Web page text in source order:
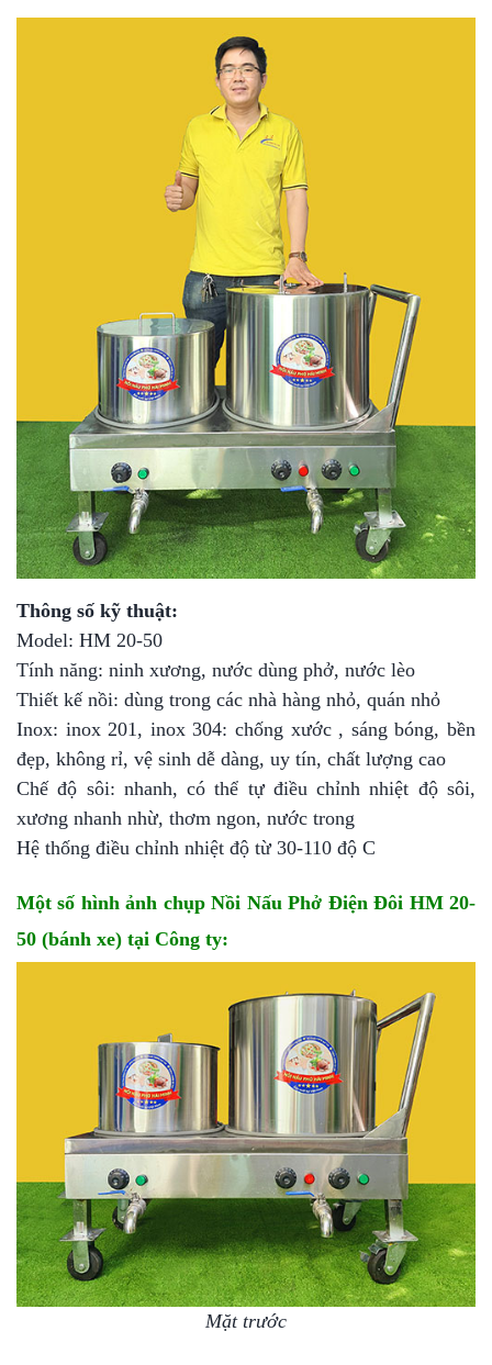
Thông số kỹ thuật:
Model: HM 20-50
Tính năng: ninh xương, nước dùng phở, nước lèo
Thiết kế nồi: dùng trong các nhà hàng nhỏ, quán nhỏ
Inox: inox 201, inox 304: chống xước , sáng bóng, bền
đẹp, không rỉ, vệ sinh dễ dàng, uy tín, chất lượng cao
Chế độ sôi: nhanh, có thể tự điều chỉnh nhiệt độ sôi,
xương nhanh nhừ, thơm ngon, nước trong
Hệ thống điều chỉnh nhiệt độ từ 30-110 độ C
Một số hình ảnh chụp Nồi Nấu Phở Điện Đôi HM 20-
50 (bánh xe) tại Công ty:
Mặt trước